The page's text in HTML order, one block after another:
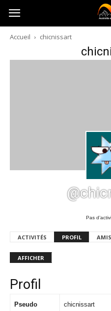
Australia-
australie.com
Accueil chicnissart
Pas
ACTIVITÉS PROFIL AMIS
AFFICHER
Profil
Pseudo chicnissart